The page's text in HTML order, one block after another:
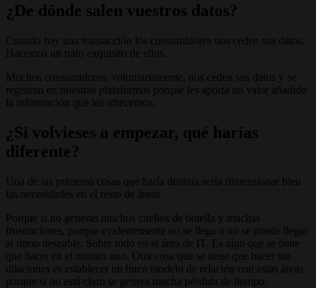
¿De dónde salen vuestros datos?
Cuando hay una transacción los consumidores nos ceden sus datos.
Hacemos un trato exquisito de ellos.
Muchos consumidores, voluntariamente, nos ceden sus datos y se
registran en nuestras plataformas porque les aporta un valor añadido
la información que les ofrecemos.
¿Si volvieses a empezar, qué harías
diferente?
Una de las primeras cosas que haría distinta sería dimensionar bien
las necesidades en el resto de áreas.
Porque si no generas muchos cuellos de botella y muchas
frustraciones, porque evidentemente no se llega o no se puede llegar
al ritmo deseable. Sobre todo en el área de IT. Es algo que se tiene
que hacer en el minuto uno. Otra cosa que se tiene que hacer sin
dilaciones es establecer un buen modelo de relación con estas áreas
porque si no está claro se genera mucha pérdida de tiempo.